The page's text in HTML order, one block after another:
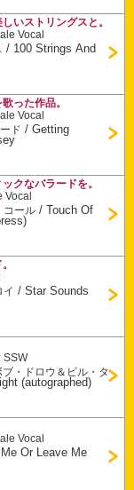
いストリングスと。
Vocal
/ 100 Strings And
った作品。
Vocal
ド /Getting
クなバラードを。
Vocal
コール /Touch Of
イ /Star Sounds
SSW
ブ・ドロウ＆ビル・タ
(autographed)
Vocal
Or Leave Me